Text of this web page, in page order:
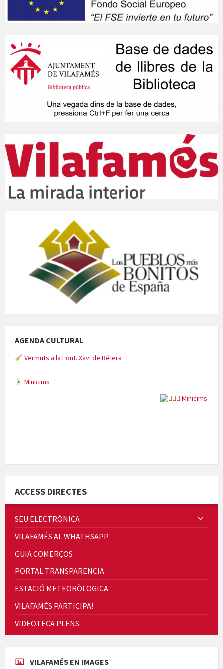
AGENDA CULTURAL
Vermuts a la Font. Xavi de Bétera
Minicims
Cicle de Cine i Dones rurals
Concerts al Museu
ACCESS DIRECTES
SEU ELECTRÒNICA
VILAFAMÉS AL WHATHSAPP
GUIA COMERÇOS
PORTAL TRANSPARENCIA
ESTACIÓ METEORÒLOGICA
VILAFAMÉS PARTICIPA!
VIDEOTECA PLENS
VILAFAMÉS EN IMAGES